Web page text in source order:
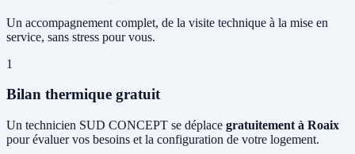
Un accompagnement complet, de la visite technique à la mise en
service, sans stress pour vous.
1
Bilan thermique gratuit
Un technicien SUD CONCEPT se déplace gratuitement à Roaix
pour évaluer vos besoins et la configuration de votre logement.